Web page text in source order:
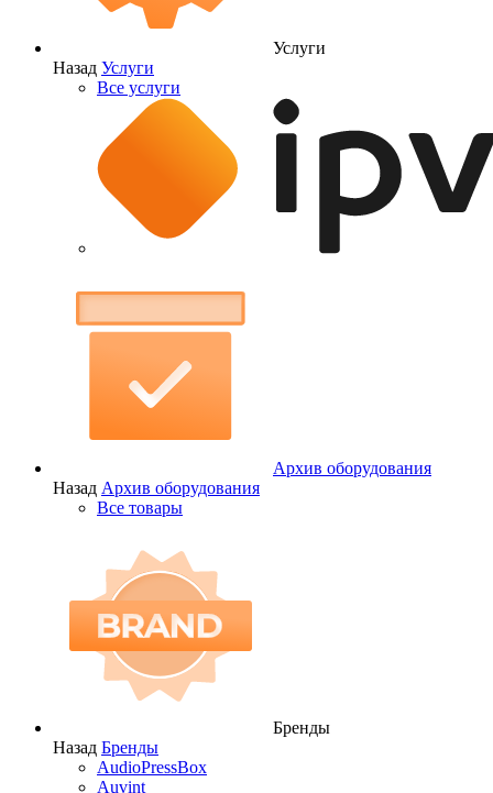
Услуги
Назад Услуги
Все услуги
Архив оборудования
Назад Архив оборудования
Все товары
Бренды
Назад Бренды
AudioPressBox
Auvint